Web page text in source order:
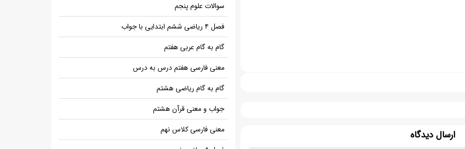
ارسال دیدگاه
سوالات علوم پنجم
فصل ۴ ریاضی ششم ابتدایی با جواب
گام به گام عربی هفتم
معنی فارسی هفتم درس به درس
گام به گام ریاضی هشتم
جواب و معنی قرآن هشتم
معنی فارسی کلاس نهم